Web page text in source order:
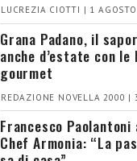
LUCREZIA CIOTTI | 1
Grana Padano, il
anche d’estate con
gourmet
REDAZIONE NOVELLA 2000 |
Francesco
Chef Armonia: “La